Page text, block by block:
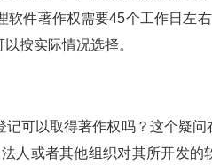
件著作权需要45个工作日左
按实际情况选择。
可以取得著作权吗？这个疑
人或者其他组织对其所开发的